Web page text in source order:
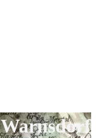
Warnsdorf